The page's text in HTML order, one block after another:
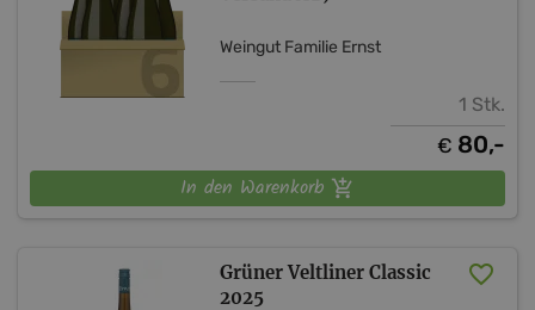
Weingut Familie Ernst
1 Stk.
€ 80,-
In den Warenkorb
Grüner Veltliner Classic
2025